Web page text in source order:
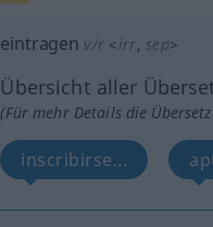
eintragen v/r <irr, sep>
Übersicht aller
(Für mehr Details die
inscribirse...